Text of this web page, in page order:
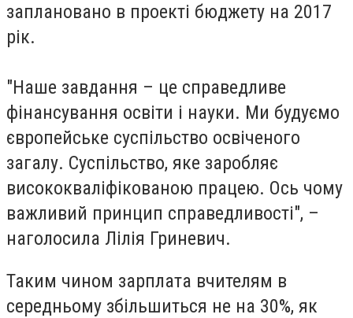
заплановано в проекті бюджету на 2017
рік.
"Наше завдання – це справедливе
фінансування освіти і науки. Ми будуємо
європейське суспільство освіченого
загалу. Суспільство, яке заробляє
висококваліфікованою працею. Ось чому
важливий принцип справедливості", –
наголосила Лілія Гриневич.
Таким чином зарплата вчителям в
середньому збільшиться не на 30%, як